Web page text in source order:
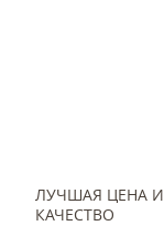
ЛУЧШАЯ ЦЕНА И
КАЧЕСТВО